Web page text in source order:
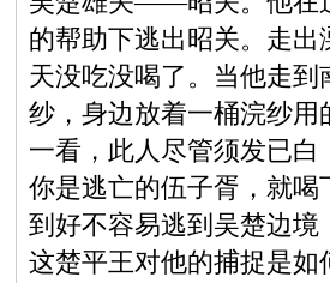
的帮助下逃出昭关。走
天没吃没喝了。当他走
纱，身边放着一桶浣纱
一看，此人尽管须发已
你是逃亡的伍子胥，就
到好不容易逃到吴楚边
这楚平王对他的捕捉是